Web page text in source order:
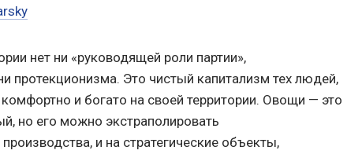
нет ни «руководящей роли партии»,
протекционизма. Это чистый капитализм тех людей,
и богато на своей территории. Овощи — это
но его можно экстраполировать
и на стратегические объекты,